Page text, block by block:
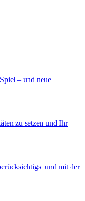
– und neue
zu setzen und Ihr
und mit der